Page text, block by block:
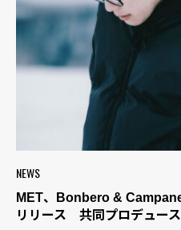
NEWS
MET、Bonbero &
リリース 共同プロデュー